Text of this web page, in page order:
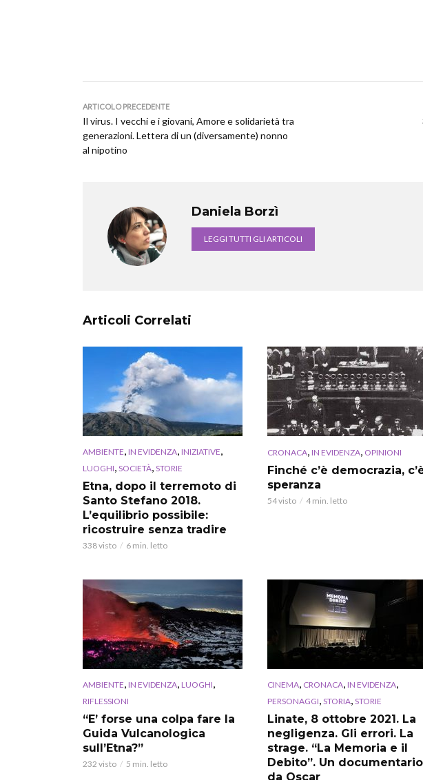
ARTICOLO PRECEDENTE
Il virus. I vecchi e i giovani, Amore e solidarietà tra
generazioni. Lettera di un (diversamente) nonno
al nipotino
Daniela Borzì
LEGGI TUTTI GLI ARTICOLI
Articoli Correlati
AMBIENTE, IN EVIDENZA, INIZIATIVE,
LUOGHI, SOCIETÀ, STORIE
Etna, dopo il terremoto di
Santo Stefano 2018.
L’equilibrio possibile:
ricostruire senza tradire
338 visto 6 min. letto
CRONACA, IN EVIDENZA, OPINIONI
Finché c’è democrazia,
speranza
54 visto 4 min. letto
AMBIENTE, IN EVIDENZA, LUOGHI,
RIFLESSIONI
“E’ forse una colpa fare la
Guida Vulcanologica
sull’Etna?”
232 visto 5 min. letto
CINEMA, CRONACA, IN EVIDENZA,
PERSONAGGI, STORIA, STORIE
Linate, 8 ottobre 2021. La
negligenza. Gli errori. La
strage. “La Memoria e il
Debito”. Un documentario
da Oscar